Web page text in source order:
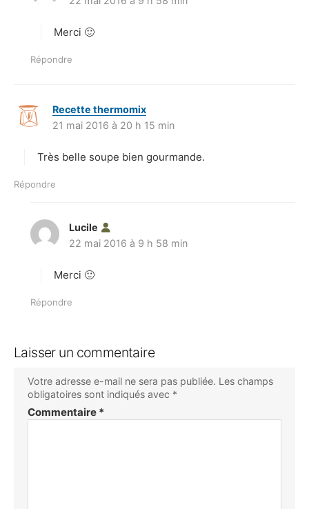
Merci 🙂
Répondre
Recette thermomix
i
21 mai 2016 à 20 h 15 min
Très belle soupe bien gourmande.
Répondre
Lucile
i
22 mai 2016 à 9 h 58 min
Merci 🙂
Répondre
Laisser un commentaire
Votre adresse e-mail ne sera pas publiée. Les champs
obligatoires sont indiqués avec *
Commentaire *